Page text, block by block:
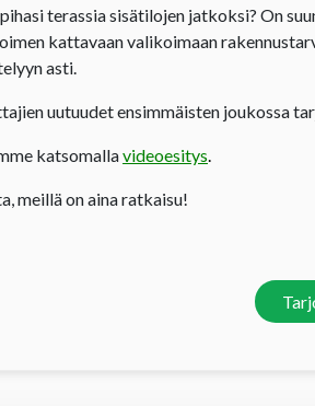
terassia sisätilojen jatkoksi? On
kattavaan valikoimaan
asti.
uutuudet ensimmäisten joukossa
katsomallavideoesitys
meillä on aina ratkaisu!